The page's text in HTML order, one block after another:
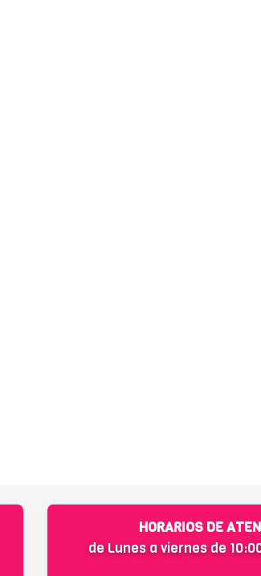
HORARIOS DE
de Lunes a viernes de